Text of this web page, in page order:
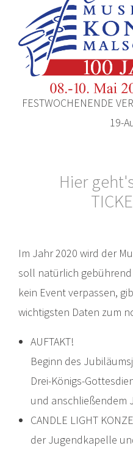
FESTWOCHENENDE
19-
Hier
Im Jahr 2020 wird der
soll natürlich gebührend
kein Event verpassen,
wichtigsten Daten zum
AUFTAKT!
Beginn des
Drei-Königs-
und anschließendem
CANDLE LIGHT
der Jugendkapelle